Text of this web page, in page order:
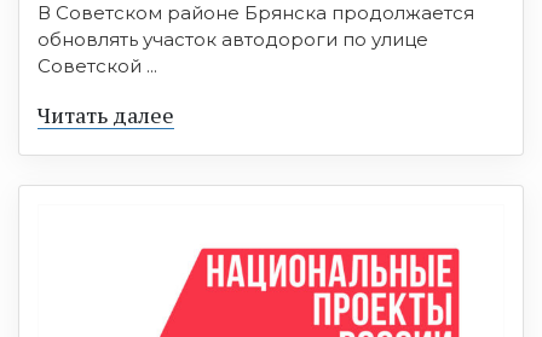
В Советском районе Брянска продолжается
обновлять участок автодороги по улице
Советской ...
Читать далее